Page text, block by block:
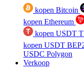
kopen Bitcoin
kopen Ethereum
kopen USDT
kopen USDT
USDC Polygon
Verkoop